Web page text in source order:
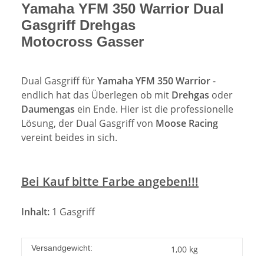
Yamaha YFM 350 Warrior Dual
Gasgriff Drehgas
Motocross Gasser
Dual Gasgriff fürYamaha YFM 350 Warrior-
endlich hat das Überlegen ob mit Drehgas oder
Daumengas ein Ende. Hier ist die professionelle
Lösung, der Dual Gasgriff von Moose Racing
vereint beides in sich.
Bei Kauf bitte Farbe angeben!!!
Inhalt: 1 Gasgriff
Versandgewicht: 1,00 kg